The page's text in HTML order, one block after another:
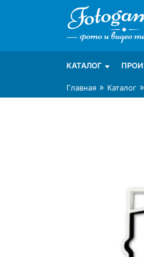
Интернет-
Магазин
КАТАЛОГ
Главная » Каталог »